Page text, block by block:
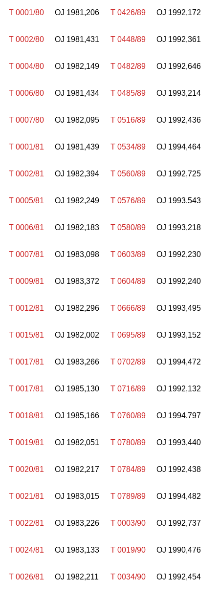
T 0001/80 OJ 1981,206 T 0426/89 OJ 1992,172
T 0002/80 OJ 1981,431 T 0448/89 OJ 1992,361
T 0004/80 OJ 1982,149 T 0482/89 OJ 1992,646
T 0006/80 OJ 1981,434 T 0485/89 OJ 1993,214
T 0007/80 OJ 1982,095 T 0516/89 OJ 1992,436
T 0001/81 OJ 1981,439 T 0534/89 OJ 1994,464
T 0002/81 OJ 1982,394 T 0560/89 OJ 1992,725
T 0005/81 OJ 1982,249 T 0576/89 OJ 1993,543
T 0006/81 OJ 1982,183 T 0580/89 OJ 1993,218
T 0007/81 OJ 1983,098 T 0603/89 OJ 1992,230
T 0009/81 OJ 1983,372 T 0604/89 OJ 1992,240
T 0012/81 OJ 1982,296 T 0666/89 OJ 1993,495
T 0015/81 OJ 1982,002 T 0695/89 OJ 1993,152
T 0017/81 OJ 1983,266 T 0702/89 OJ 1994,472
T 0017/81 OJ 1985,130 T 0716/89 OJ 1992,132
T 0018/81 OJ 1985,166 T 0760/89 OJ 1994,797
T 0019/81 OJ 1982,051 T 0780/89 OJ 1993,440
T 0020/81 OJ 1982,217 T 0784/89 OJ 1992,438
T 0021/81 OJ 1983,015 T 0789/89 OJ 1994,482
T 0022/81 OJ 1983,226 T 0003/90 OJ 1992,737
T 0024/81 OJ 1983,133 T 0019/90 OJ 1990,476
T 0026/81 OJ 1982,211 T 0034/90 OJ 1992,454